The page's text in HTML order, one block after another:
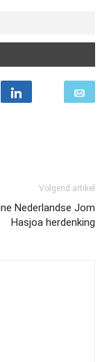
Volgend artikel
Nederlandse Jom
Hasjoa herdenking